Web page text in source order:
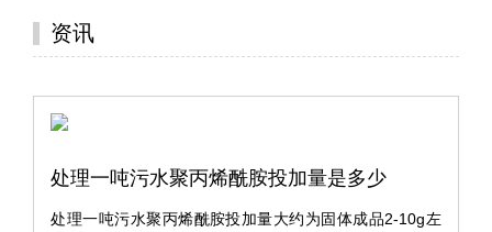
资讯
处理一吨污水聚丙烯酰胺投加量是多少
处理一吨污水聚丙烯酰胺投加量大约为固体成品2-10g左